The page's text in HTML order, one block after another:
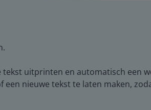
uitprinten en automatisch een
nieuwe tekst te laten maken,